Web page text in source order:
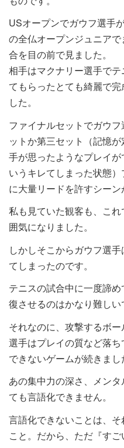
USオープンでガウフ選手
の全仏オープンジュニア
合を目の前で見ました。
相手はマクナリー選手で
てもらったとても綺麗で
した。
ファイナルセットでガウ
ットか第三セット（記憶
手が思ったようなプレイ
いうキレてしまった状態
に大量リードを許すシーン
私も見ていた観客も、こ
囲気になりました。
しかしそこからガウフ選
てしまったのです。
テニスの試合中に一度諦
復させるのはかなり難しい
それなのに、攻撃するボ
選手はプレイの質など落
できないゲームが続きまし
あの集中力の深さ、メン
ても言語化できません。
言語化できないことは、
こと。だから、ただ『すご